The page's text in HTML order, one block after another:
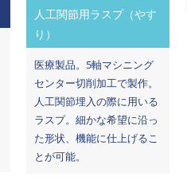
人工関節用ラスプ（やす
り）
医療製品。5軸マシニング
センター切削加工で製作。
人工関節埋入の際に用いる
ラスプ。細かな希望に沿っ
た形状、機能に仕上げるこ
とが可能。